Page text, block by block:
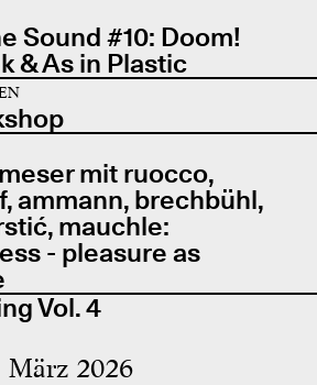
Sound #10: Doom!
& As in Plastic
mit ruocco,
ammann, brechbühl,
mauchle:
- pleasure as
Vol. 4
März 2026